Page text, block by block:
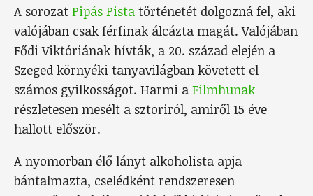
A sorozat Pipás Pista történetét dolgozná fel, aki
valójában csak férfinak álcázta magát. Valójában
Fődi Viktóriának hívták, a 20. század elején a
Szeged környéki tanyavilágban követett el
számos gyilkosságot. Harmi a Filmhunak
részletesen mesélt a sztoriról, amiről 15 éve
hallott először.
A nyomorban élő lányt alkoholista apja
bántalmazta, cselédként rendszeresen